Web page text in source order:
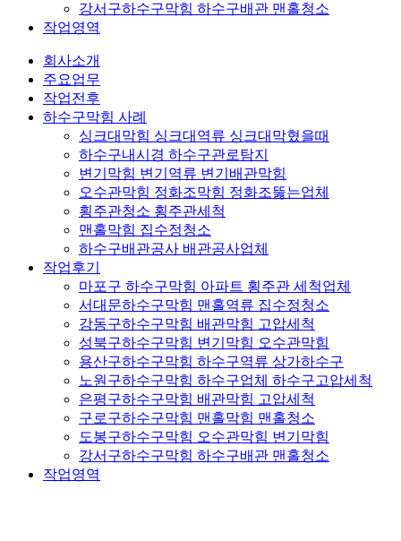
강서구하수구막힘 하수구배관 맨홀청소
작업영역
회사소개
주요업무
작업전후
하수구막힘 사례
싱크대막힘 싱크대역류 싱크대막혔을때
하수구내시경 하수구관로탐지
변기막힘 변기역류 변기배관막힘
오수관막힘 정화조막힘 정화조뚫는업체
횡주관청소 횡주관세척
맨홀막힘 집수정청소
하수구배관공사 배관공사업체
작업후기
마포구 하수구막힘 아파트 횡주관 세척업체
서대문하수구막힘 맨홀역류 집수정청소
강동구하수구막힘 배관막힘 고압세척
성북구하수구막힘 변기막힘 오수관막힘
용산구하수구막힘 하수구역류 상가하수구
노원구하수구막힘 하수구업체 하수구고압세척
은평구하수구막힘 배관막힘 고압세척
구로구하수구막힘 맨홀막힘 맨홀청소
도봉구하수구막힘 오수관막힘 변기막힘
강서구하수구막힘 하수구배관 맨홀청소
작업영역